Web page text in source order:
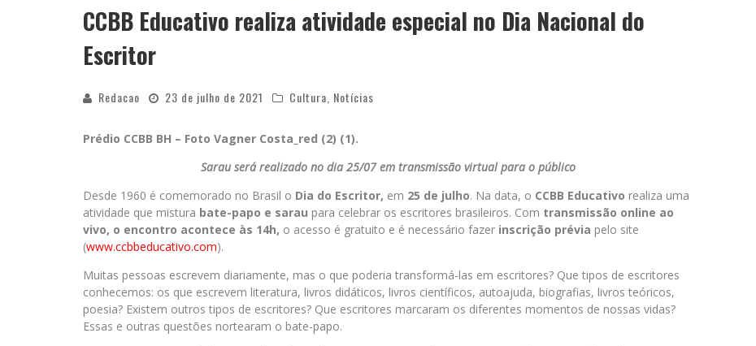
CCBB Educativo realiza atividade especial no Dia Nacional do
Escritor
Redacao 23 de julho de 2021 Cultura Notícias
Prédio CCBB BH – Foto Vagner Costa_red (2) (1).
Sarau será realizado no dia 25/07 em transmissão virtual para o público
Desde 1960 é comemorado no Brasil o Dia do Escritor, em 25 de julho. Na data, o CCBB Educativo realiza uma
atividade que mistura bate-papo e sarau para celebrar os escritores brasileiros. Com transmissão online ao
vivo, o encontro acontece às 14h, o acesso é gratuito e é necessário fazer inscrição prévia pelo site
(www.ccbbeducativo.com).
Muitas pessoas escrevem diariamente, mas o que poderia transformá-las em escritores? Que tipos de escritores
conhecemos: os que escrevem literatura, livros didáticos, livros científicos, autoajuda, biografias, livros teóricos,
poesia? Existem outros tipos de escritores? Que escritores marcaram os diferentes momentos de nossas vidas?
Essas e outras questões nortearam o bate-papo.